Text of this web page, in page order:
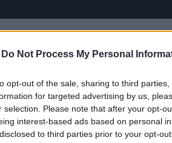
Do Not Process My Personal
opt-out of the sale, sharing to third
for targeted advertising by us,
selection. Please note that after your opt-
interest-based ads based on personal
to third parties prior to your opt-
sprechi
alimentari è emersa come una
Europea ha finalmente
vincolanti per ridurre
una riduzione del 10% nella